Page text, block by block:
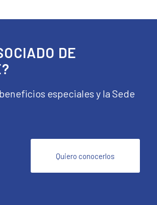
DE
especiales y la Sede
Quiero conocerlos